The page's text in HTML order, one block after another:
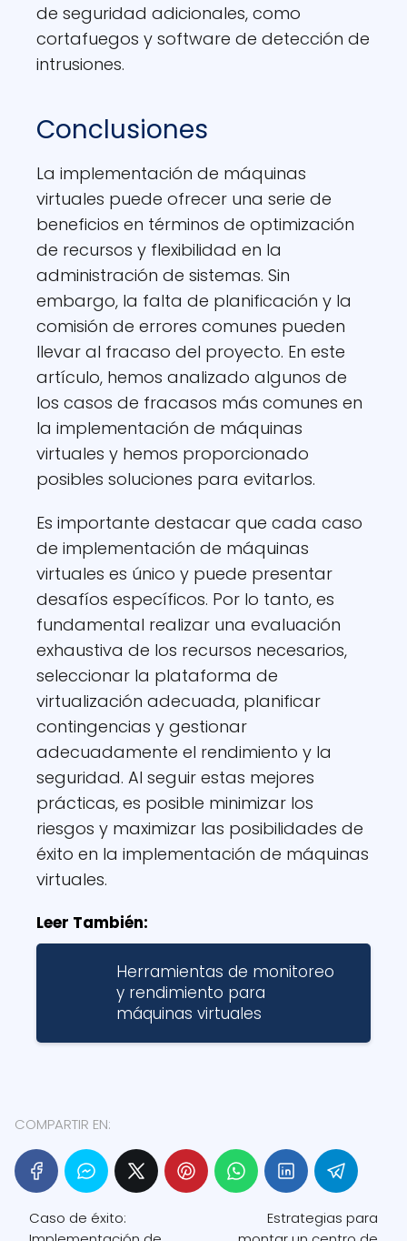
de seguridad adicionales, como
cortafuegos y software de detección de
intrusiones.
Conclusiones
La implementación de máquinas
virtuales puede ofrecer una serie de
beneficios en términos de optimización
de recursos y flexibilidad en la
administración de sistemas. Sin
embargo, la falta de planificación y la
comisión de errores comunes pueden
llevar al fracaso del proyecto. En este
artículo, hemos analizado algunos de
los casos de fracasos más comunes en
la implementación de máquinas
virtuales y hemos proporcionado
posibles soluciones para evitarlos.
Es importante destacar que cada caso
de implementación de máquinas
virtuales es único y puede presentar
desafíos específicos. Por lo tanto, es
fundamental realizar una evaluación
exhaustiva de los recursos necesarios,
seleccionar la plataforma de
virtualización adecuada, planificar
contingencias y gestionar
adecuadamente el rendimiento y la
seguridad. Al seguir estas mejores
prácticas, es posible minimizar los
riesgos y maximizar las posibilidades de
éxito en la implementación de máquinas
virtuales.
Leer También:
Herramientas de monitoreo
y rendimiento para
máquinas virtuales
COMPARTIR EN:
Caso de éxito:
Estrategias para